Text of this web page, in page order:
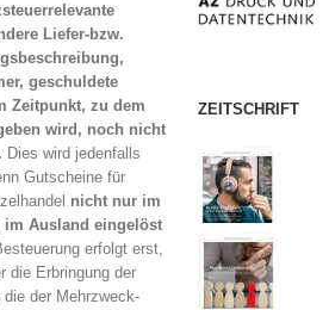
Liefer-bzw.
geschuldete
Zeitpunkt, zu dem
wird, noch nicht
Dies wird jedenfalls
Gutscheine für
nicht nur im
im Ausland eingelöst
erfolgt erst,
die Erbringung der
der Mehrzweck-
ZEITSCHRIFT